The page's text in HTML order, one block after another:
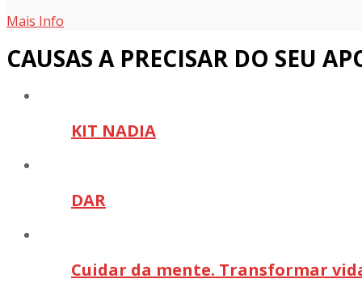
Mais Info
CAUSAS A PRECISAR DO SEU
KIT NADIA
DAR
Cuidar da mente. Transformar